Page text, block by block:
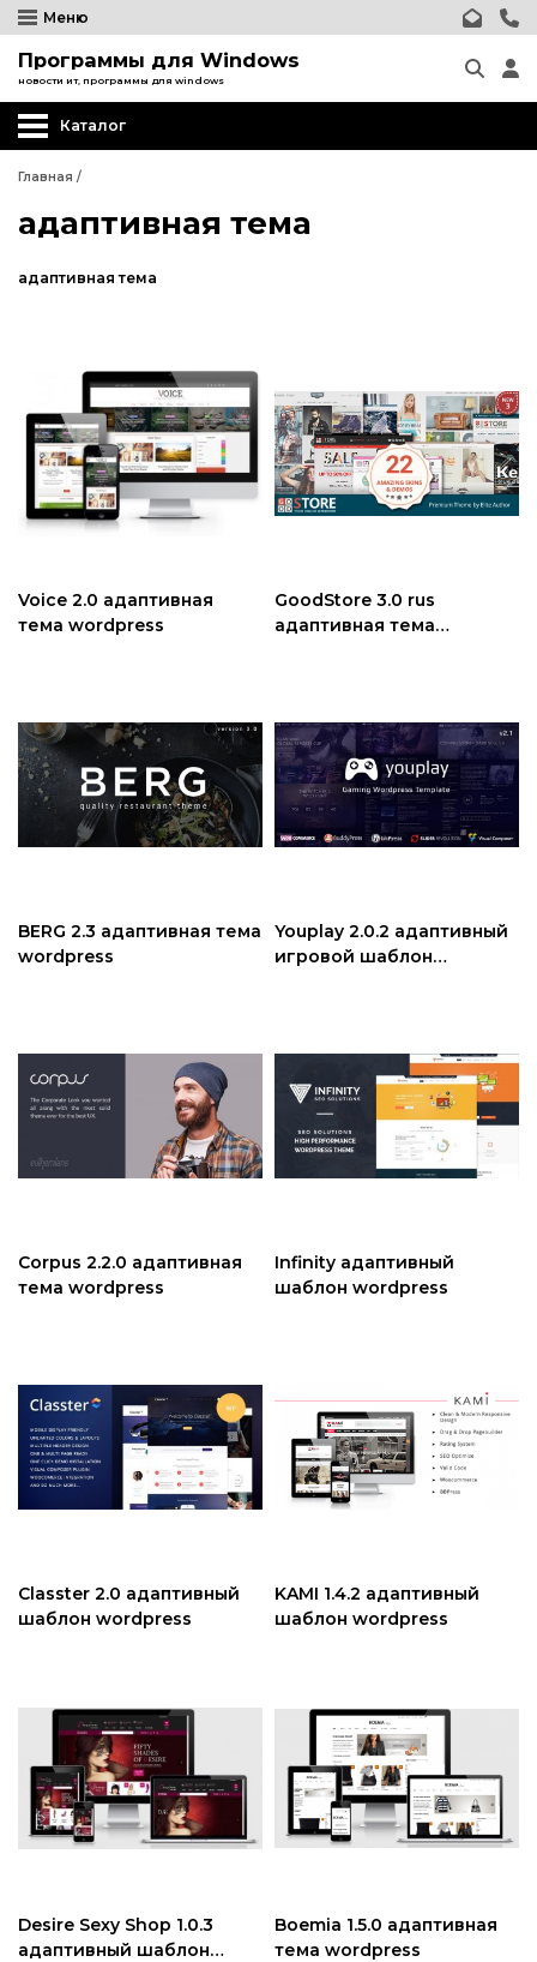
Меню
Программы для Windows
новости ит, программы для windows
Каталог
Главная /
адаптивная тема
адаптивная тема
Voice 2.0 адаптивная
тема wordpress
GoodStore 3.0 rus
адаптивная тема
BERG 2.3 адаптивная тема
wordpress
Youplay 2.0.2 адаптивный
игровой шаблон
Corpus 2.2.0 адаптивная
тема wordpress
Infinity адаптивный
шаблон wordpress
Classter 2.0 адаптивный
шаблон wordpress
KAMI 1.4.2 адаптивный
шаблон wordpress
Desire Sexy Shop 1.0.3
адаптивный шаблон
Boemia 1.5.0 адаптивная
тема wordpress